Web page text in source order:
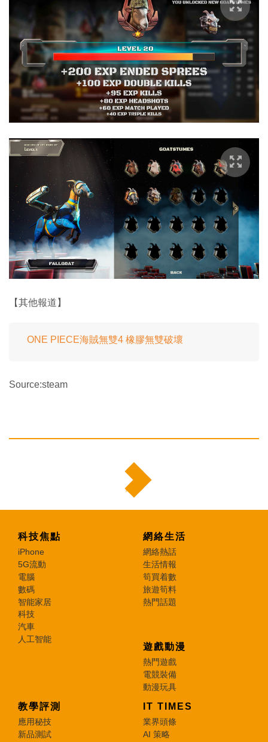
【其他報道】
ONE PIECE海賊無雙4 橡膠無雙破壞
Source:steam
科技焦點
iPhone
5G流動
電腦
數碼
智能家居
科技
汽車
人工智能
網絡生活
網絡熱話
生活情報
筍買着數
旅遊筍料
熱門話題
遊戲動漫
熱門遊戲
電競裝備
動漫玩具
教學評測
應用秘技
新品測試
IT TIMES
業界頭條
AI 策略